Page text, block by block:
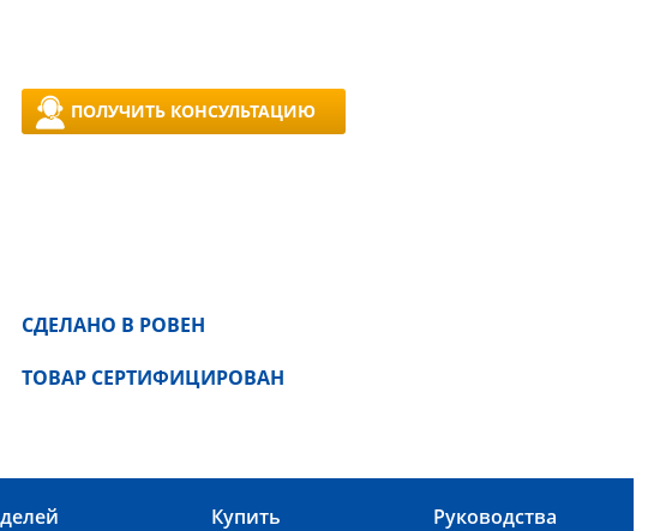
ПОЛУЧИТЬ КОНСУЛЬТАЦИЮ
СДЕЛАНО В РОВЕН
ТОВАР СЕРТИФИЦИРОВАН
Купить Руководства